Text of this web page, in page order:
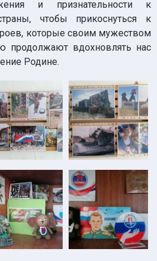
и признательности к
чтобы прикоснуться к
которые своим мужеством
продолжают вдохновлять нас
Родине.